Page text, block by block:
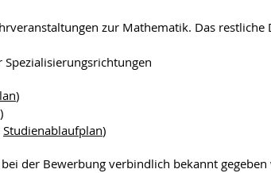
zur Mathematik. Das
)
)
Studienablaufplan)
der Bewerbung verbindlich bekannt gegeben